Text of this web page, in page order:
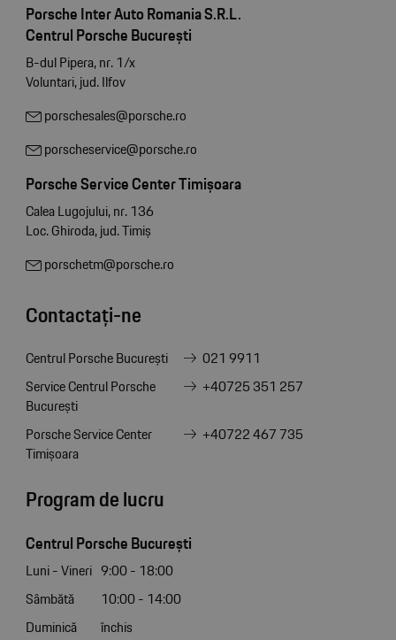
Porsche Inter Auto Romania S.R.L.
Centrul Porsche București
B-dul Pipera, nr. 1/x
Voluntari, jud. Ilfov
porschesales@porsche.ro
porscheservice@porsche.ro
Porsche Service Center Timișoara
Calea Lugojului, nr. 136
Loc. Ghiroda, jud. Timiș
porschetm@porsche.ro
Contactați-ne
Centrul Porsche București
021 9911
Service Centrul Porsche
București
+40725 351 257
Porsche Service Center
Timișoara
+40722 467 735
Program de lucru
Centrul Porsche București
Luni - Vineri 9:00 - 18:00
Sâmbătă
10:00 - 14:00
Duminică
închis